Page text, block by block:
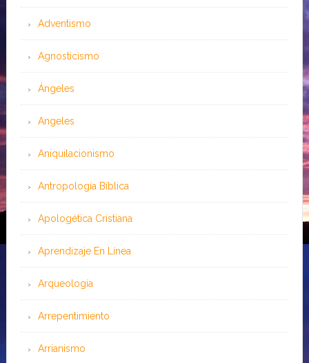
Adventismo
Agnosticismo
Ángeles
Angeles
Aniquilacionismo
Antropología Bíblica
Apologética Cristiana
Aprendizaje En Línea
Arqueología
Arrepentimiento
Arrianismo